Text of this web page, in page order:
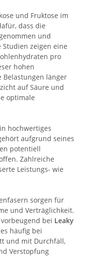
und Fruktose im
dass die
und
zeigen eine
pro
hohen
Belastungen länger
auf Säure und
optimale
hochwertiges
aufgrund seines
potentiell
Zahlreiche
Leistungs- wie
sorgen für
und Verträglichkeit.
bei Leaky
häufig bei
und mit Durchfall,
Verstopfung